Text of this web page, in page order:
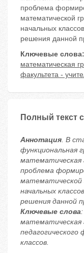
проблема
математической
начальных
решения данной
Ключевые слова:
математическая
факультета -
Полный текст
Аннотация. В
функциональная
математическая
проблема
математической
начальных
решения данной
Ключевые слова
классов.